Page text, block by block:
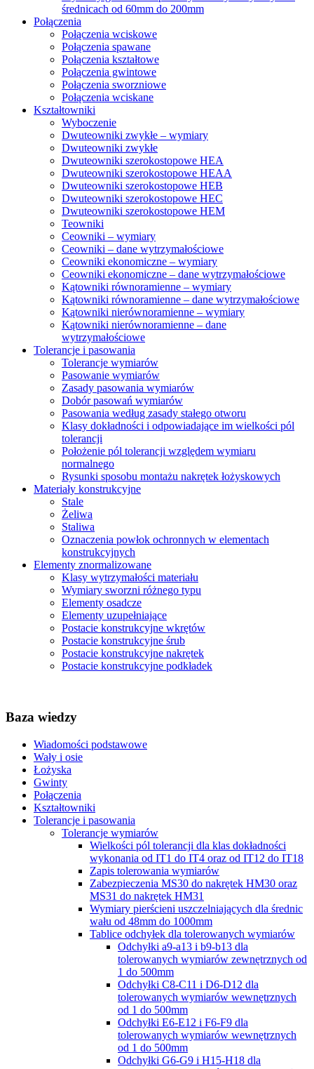
średnicach od 60mm do 200mm
Połączenia
Połączenia wciskowe
Połączenia spawane
Połączenia kształtowe
Połączenia gwintowe
Połączenia sworzniowe
Połączenia wciskane
Kształtowniki
Wyboczenie
Dwuteowniki zwykłe – wymiary
Dwuteowniki zwykłe
Dwuteowniki szerokostopowe HEA
Dwuteowniki szerokostopowe HEAA
Dwuteowniki szerokostopowe HEB
Dwuteowniki szerokostopowe HEC
Dwuteowniki szerokostopowe HEM
Teowniki
Ceowniki – wymiary
Ceowniki – dane wytrzymałościowe
Ceowniki ekonomiczne – wymiary
Ceowniki ekonomiczne – dane wytrzymałościowe
Kątowniki równoramienne – wymiary
Kątowniki równoramienne – dane wytrzymałościowe
Kątowniki nierównoramienne – wymiary
Kątowniki nierównoramienne – dane
wytrzymałościowe
Tolerancje i pasowania
Tolerancje wymiarów
Pasowanie wymiarów
Zasady pasowania wymiarów
Dobór pasowań wymiarów
Pasowania według zasady stałego otworu
Klasy dokładności i odpowiadające im wielkości pól
tolerancji
Położenie pól tolerancji względem wymiaru
normalnego
Rysunki sposobu montażu nakrętek łożyskowych
Materiały konstrukcyjne
Stale
Żeliwa
Staliwa
Oznaczenia powłok ochronnych w elementach
konstrukcyjnych
Elementy znormalizowane
Klasy wytrzymałości materiału
Wymiary sworzni różnego typu
Elementy osadcze
Elementy uzupełniające
Postacie konstrukcyjne wkrętów
Postacie konstrukcyjne śrub
Postacie konstrukcyjne nakrętek
Postacie konstrukcyjne podkładek
Baza wiedzy
Wiadomości podstawowe
Wały i osie
Łożyska
Gwinty
Połączenia
Kształtowniki
Tolerancje i pasowania
Tolerancje wymiarów
Wielkości pól tolerancji dla klas dokładności
wykonania od IT1 do IT4 oraz od IT12 do IT18
Zapis tolerowania wymiarów
Zabezpieczenia MS30 do nakrętek HM30 oraz
MS31 do nakrętek HM31
Wymiary pierścieni uszczelniających dla średnic
wału od 48mm do 1000mm
Tablice odchyłek dla tolerowanych wymiarów
Odchyłki a9-a13 i b9-b13 dla
tolerowanych wymiarów zewnętrznych od
1 do 500mm
Odchyłki C8-C11 i D6-D12 dla
tolerowanych wymiarów wewnętrznych
od 1 do 500mm
Odchyłki E6-E12 i F6-F9 dla
tolerowanych wymiarów wewnętrznych
od 1 do 500mm
Odchyłki G6-G9 i H15-H18 dla